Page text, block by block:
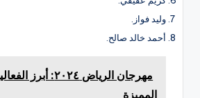
وليد فواز.
أحمد خالد صالح.
مهرجان الرياض ٢٠٢٤:
المميزة